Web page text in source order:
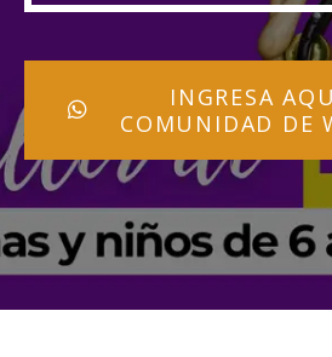
INGRESA
COMUNIDAD DE